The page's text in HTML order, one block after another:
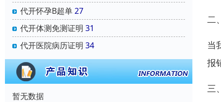
代开怀孕B超单27
代开体测免测证明 31
代开医院病历证明 34
暂无数据
二
当
报
三